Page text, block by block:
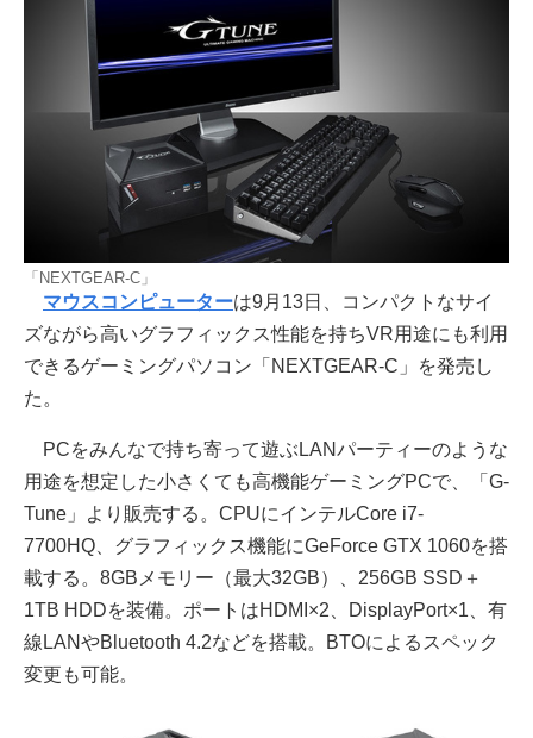
「NEXTGEAR-C」
マウスコンピューターは9月13日、コンパクトなサイ
ズながら高いグラフィックス性能を持ちVR用途にも利用
できるゲーミングパソコン「NEXTGEAR-C」を発売し
た。
PCをみんなで持ち寄って遊ぶLANパーティーのような
用途を想定した小さくても高機能ゲーミングPCで、「G-
Tune」より販売する。CPUにインテルCore i7-
7700HQ、グラフィックス機能にGeForce GTX 1060を搭
載する。8GBメモリー（最大32GB）、256GB SSD＋
1TB HDDを装備。ポートはHDMI×2、DisplayPort×1、有
線LANやBluetooth 4.2などを搭載。BTOによるスペック
変更も可能。